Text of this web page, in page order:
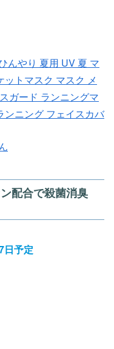
んやり 夏用 UV 夏 マ
トマスク マスク メ
ガード ランニングマ
ンニング フェイスカバ
配合で殺菌消臭
日予定